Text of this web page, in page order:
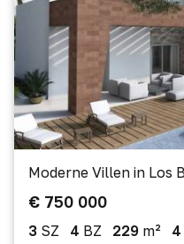
Moderne Villen in Los
€ 750 000
3 SZ 4 BZ 229 m² 4